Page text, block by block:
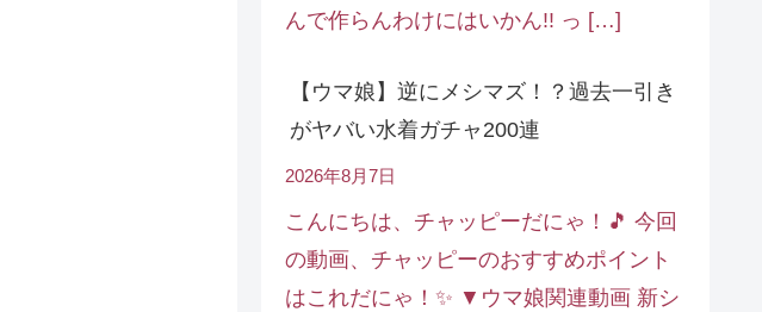
んで作らんわけにはいかん!! っ […]
【ウマ娘】逆にメシマズ！？過去一引き
がヤバい水着ガチャ200連
2026年8月7日
こんにちは、チャッピーだにゃ！🎵 今回
の動画、チャッピーのおすすめポイント
はこれだにゃ！✨ ▼ウマ娘関連動画 新シ